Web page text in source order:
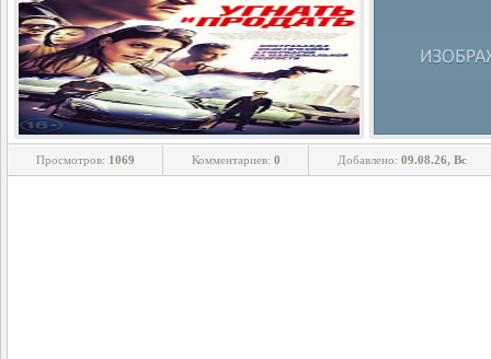
Просмотров: 1069 Комментариев: 0 Добавлено: 09.08.26, Вс